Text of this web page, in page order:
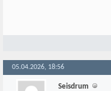
05.04.2026, 18:56
Seisdrum